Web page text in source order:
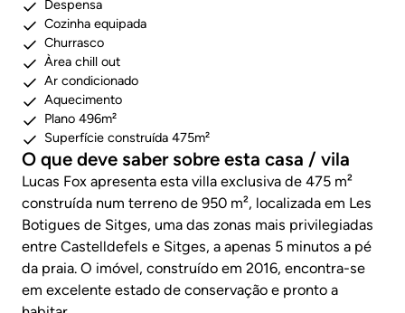
Despensa
Cozinha equipada
Churrasco
Àrea chill out
Ar condicionado
Aquecimento
Plano 496m²
Superfície construída 475m²
O que deve saber sobre esta casa / vila
Lucas Fox apresenta esta villa exclusiva de 475 m²
construída num terreno de 950 m², localizada em Les
Botigues de Sitges, uma das zonas mais privilegiadas
entre Castelldefels e Sitges, a apenas 5 minutos a pé
da praia. O imóvel, construído em 2016, encontra-se
em excelente estado de conservação e pronto a